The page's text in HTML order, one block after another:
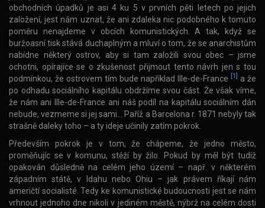
obchodních úpadků je asi 4 ku 5 v prvních pěti letech po jejich
založení, jest nám uznat, že ani zdaleka nic podobného k tomuto
poměru nenajdeme v obcích komunistických. A tak, když se
buržoasní tisk stává duchaplným a mluví o tom, že se anarchistům
nabídne některý ostrov, aby si tam založili svou obec – jsme
ochotni, opírajíce se o zkušenost přijmout tento návrh jen s tou
podmínkou, že ostrovem tím bude například Ille-de-France [1] a že
po odhadu sociálního kapitálu obdržíme svou část. Že však víme,
že nám ani Ille-de-France ani náš podíl na kapitálu sociálním dán
nebude, vezmeme si jej sami… Paříž a Barcelona r. 1871 nebyly tak
strašně daleky toho – a ty ideje učinily zatím pokrok.
Především pokrok je v tom, že chápeme, že jedno město,
proměňujíc se v komunu, stěží by žilo. Pokud by měl být tudíž
opakován důsledně na celém jeho území – např. v některém
západním státě, v Idahu nebo Ohiu – jak právem říkají nám
američtí socialisté. Tedy ke komunistické budoucnosti jest se nám
vrhnout jednoho dne nikoli v jediném městě, nýbrž na celém dosti